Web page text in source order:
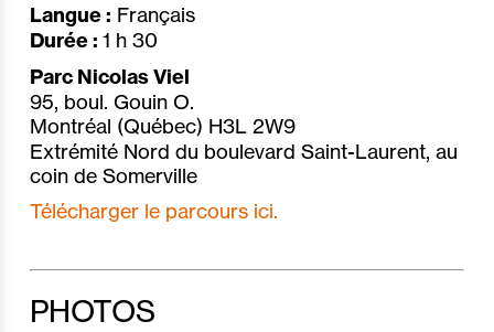
Langue : Français
Durée : 1 h 30
Parc Nicolas Viel
95, boul. Gouin O.
Montréal (Québec) H3L 2W9
Extrémité Nord du boulevard Saint-Laurent, au
coin de Somerville
Télécharger le parcours ici.
PHOTOS